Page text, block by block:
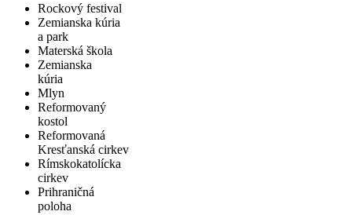
Rockový festival
Zemianska kúria
a park
Materská škola
Zemianska
kúria
Mlyn
Reformovaný
kostol
Reformovaná
Kresťanská cirkev
Rímskokatolícka
cirkev
Prihraničná
poloha